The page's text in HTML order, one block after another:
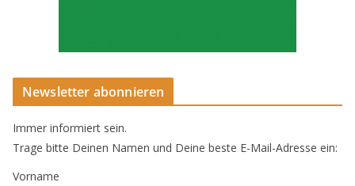
Newsletter abonnieren
Immer informiert sein.
Trage bitte Deinen Namen und Deine beste E-Mail-Adresse ein:
Vorname